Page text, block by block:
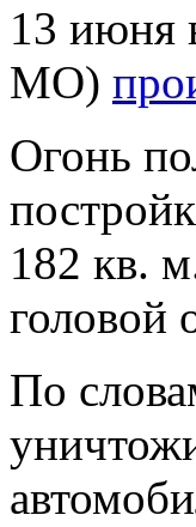
13 июня
МО)
Огонь
182 кв.
головой
По